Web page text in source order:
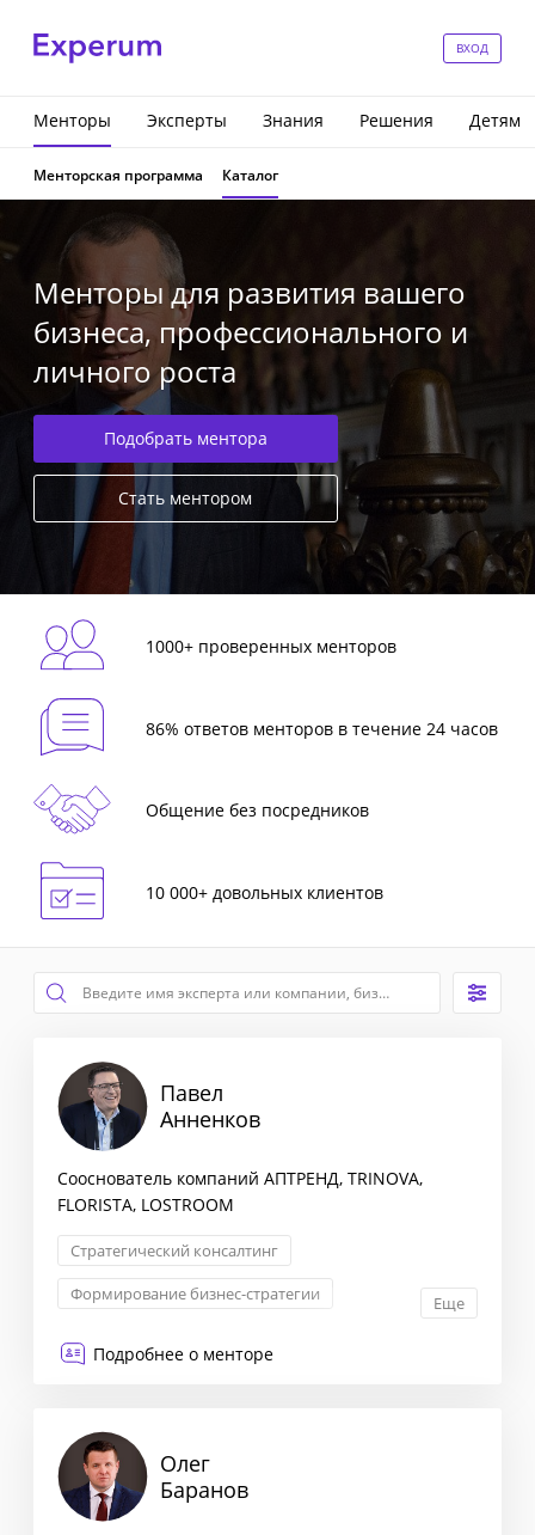
ВХОД
Менторы Эксперты Знания Решения Детям
Менторская программа Каталог
Менторы для развития вашего
бизнеса, профессионального и
личного роста
Подобрать ментора
Стать ментором
1000+ проверенных менторов
86% ответов менторов в течение 24 часов
Общение без посредников
10 000+ довольных клиентов
Павел
Анненков
Сооснователь компаний АПТРЕНД, TRINOVA,
FLORISTA, LOSTROOM
Стратегический консалтинг
Формирование бизнес-стратегии
Еще
Подробнее о менторе
Олег
Баранов